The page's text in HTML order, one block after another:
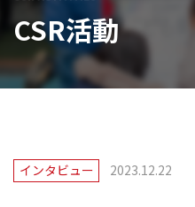
CSR活動
インタビュー 2023.12.22